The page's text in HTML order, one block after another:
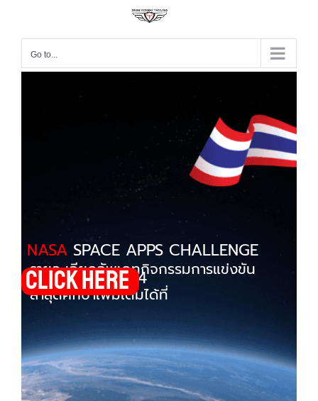
Go to...
NASA SPACE APPS CHALLENGE
THAILAND 2024
รายละเอียดอัพเดทกิจกรรมการแข่งขัน
ล่าสุดศึกษาเพิ่มเติมได้ที่
Click here